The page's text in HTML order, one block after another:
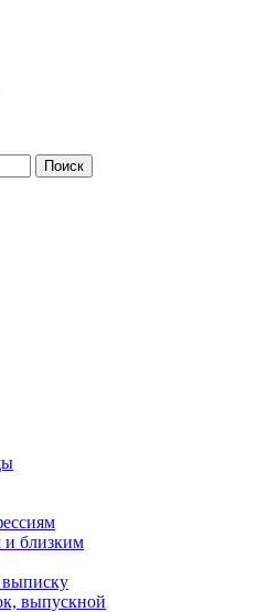
Поиск
близким
выписку
выпускной